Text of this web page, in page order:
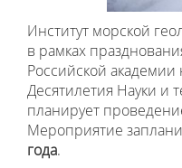
Институт морской
в рамках
Российской академии
Десятилетия Науки и
планирует
Мероприятие
года.